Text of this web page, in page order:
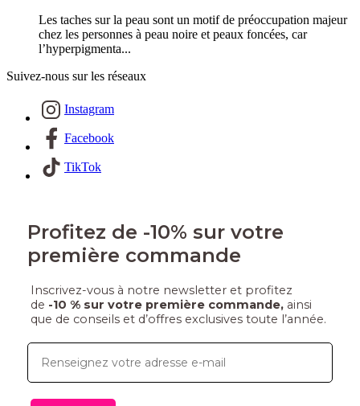
Les taches sur la peau sont un motif de préoccupation majeur
chez les personnes à peau noire et peaux foncées, car
l’hyperpigmenta...
Suivez-nous sur les réseaux
Instagram
Facebook
TikTok
Profitez de -10% sur votre
première commande
Inscrivez-vous à notre newsletter et profitez
de -10 % sur votre première commande, ainsi
que de conseils et d’offres exclusives toute l’année.
E-mail